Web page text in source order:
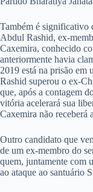
Também é significativo
Abdul Rashid, ex-
Caxemira, conhecido
anteriormente havia
2019 está na prisão em
Rashid superou o ex-
que, após a contagem
vitória acelerará sua
Caxemira não receberá
Outro candidato que
de um ex-membro do
quem, juntamente com
ao ataque ao santuário